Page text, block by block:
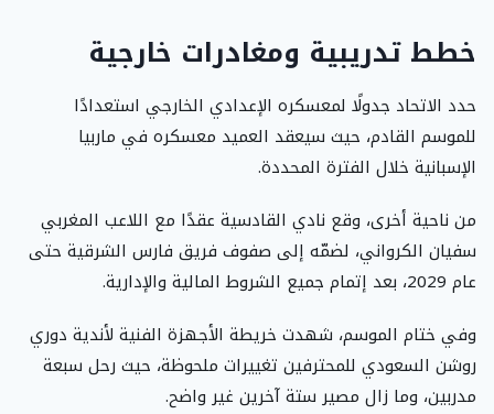
خطط تدريبية ومغادرات خارجية
حدد الاتحاد جدولًا لمعسكره الإعدادي الخارجي استعدادًا
للموسم القادم، حيث سيعقد العميد معسكره في ماربيا
الإسبانية خلال الفترة المحددة.
من ناحية أخرى، وقع نادي القادسية عقدًا مع اللاعب المغربي
سفيان الكرواني، لضمّه إلى صفوف فريق فارس الشرقية حتى
عام 2029، بعد إتمام جميع الشروط المالية والإدارية.
وفي ختام الموسم، شهدت خريطة الأجهزة الفنية لأندية دوري
روشن السعودي للمحترفين تغييرات ملحوظة، حيث رحل سبعة
مدربين، وما زال مصير ستة آخرين غير واضح.